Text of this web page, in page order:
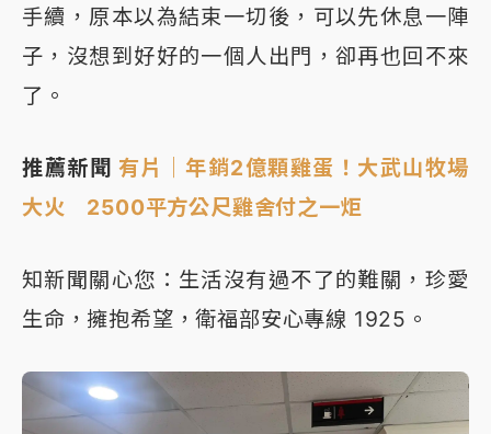
手續，原本以為結束一切後，可以先休息一陣
子，沒想到好好的一個人出門，卻再也回不來
了。
推薦新聞 有片｜年銷2億顆雞蛋！大武山牧場
大火 2500平方公尺雞舍付之一炬
知新聞關心您：生活沒有過不了的難關，珍愛
生命，擁抱希望，衛福部安心專線 1925。